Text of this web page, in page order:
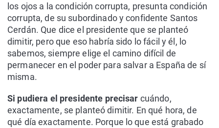
los ojos a la condición corrupta, presunta condición
corrupta, de su subordinado y confidente Santos
Cerdán. Que dice el presidente que se planteó
dimitir, pero que eso habría sido lo fácil y él, lo
sabemos, siempre elige el camino difícil de
permanecer en el poder para salvar a España de sí
misma.
Si pudiera el presidente precisar cuándo,
exactamente, se planteó dimitir. En qué hora, de
qué día exactamente. Porque lo que está grabado